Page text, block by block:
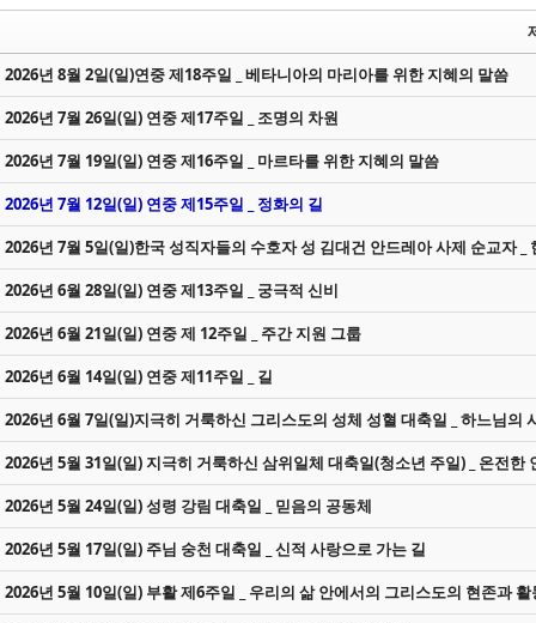
2026년 8월 2일(일)연중 제18주일 _ 베타니아의 마리아를 위한 지혜의 말씀
2026년 7월 26일(일) 연중 제17주일 _ 조명의 차원
2026년 7월 19일(일) 연중 제16주일 _ 마르타를 위한 지혜의 말씀
2026년 7월 12일(일) 연중 제15주일 _ 정화의 길
2026년 7월 5일(일)한국 성직자들의 수호자 성 김대건 안드레아 사제 순교자 _
2026년 6월 28일(일) 연중 제13주일 _ 궁극적 신비
2026년 6월 21일(일) 연중 제 12주일 _ 주간 지원 그룹
2026년 6월 14일(일) 연중 제11주일 _ 길
2026년 6월 7일(일)지극히 거룩하신 그리스도의 성체 성혈 대축일 _ 하느님의
2026년 5월 31일(일) 지극히 거룩하신 삼위일체 대축일(청소년 주일) _ 온전한
2026년 5월 24일(일) 성령 강림 대축일 _ 믿음의 공동체
2026년 5월 17일(일) 주님 숭천 대축일 _ 신적 사랑으로 가는 길
2026년 5월 10일(일) 부활 제6주일 _ 우리의 삶 안에서의 그리스도의 현존과 활